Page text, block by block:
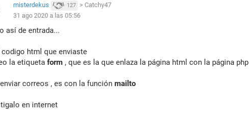
misterdekus 127 > Catchy47
31 ago 2020 a las 05:56
así de entrada...
codigo html que enviaste
la etiqueta form , que es la que enlaza la página html con la página php
correos , es con la función mailto
en internet